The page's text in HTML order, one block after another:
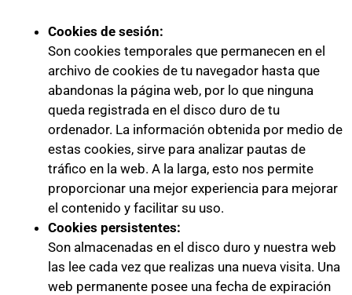
Cookies de sesión:
Son cookies temporales que permanecen en el
archivo de cookies de tu navegador hasta que
abandonas la página web, por lo que ninguna
queda registrada en el disco duro de tu
ordenador. La información obtenida por medio de
estas cookies, sirve para analizar pautas de
tráfico en la web. A la larga, esto nos permite
proporcionar una mejor experiencia para mejorar
el contenido y facilitar su uso.
Cookies persistentes:
Son almacenadas en el disco duro y nuestra web
las lee cada vez que realizas una nueva visita. Una
web permanente posee una fecha de expiración